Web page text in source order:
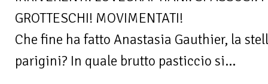
GROTTESCHI! MOVIMENTATI!
Che fine ha fatto Anastasia Gauthier, la
parigini? In quale brutto pasticcio si...